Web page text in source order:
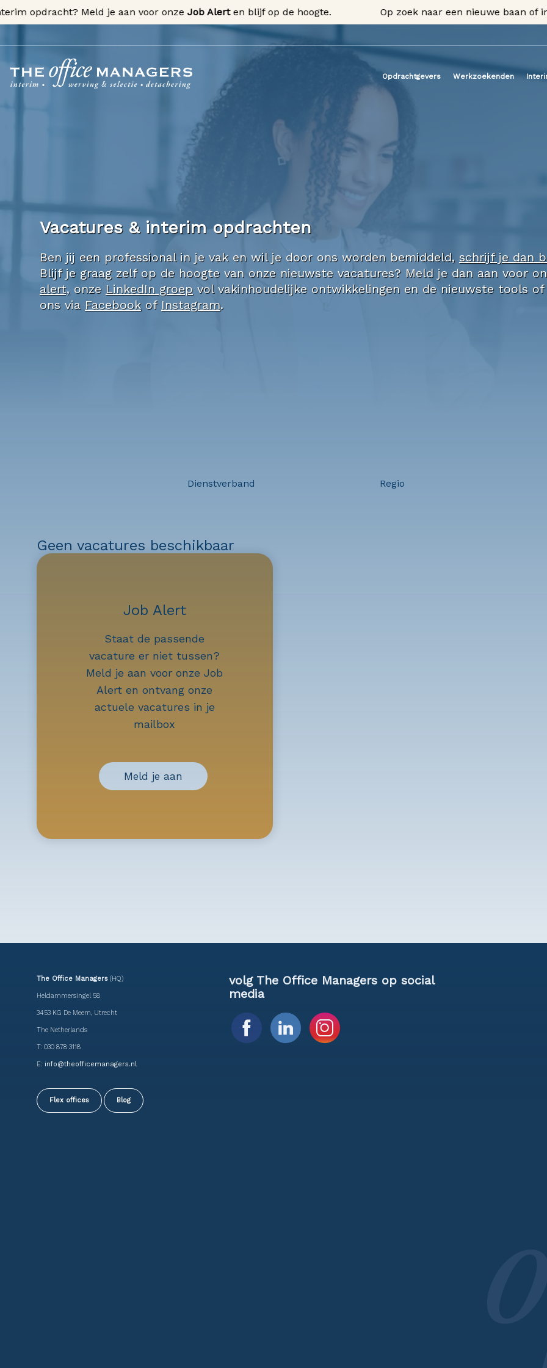
opdracht? Meld je aan voor onzeJob Alerten blijf op de hoogte. Op zoek naar een nieuwe baan of
Opdrachtgevers Werkzoekenden
Vacatures & interim opdrachten
Ben jij een professional in je vak en wil je door ons worden bemiddeld, schrijf je dan
Blijf je graag zelf op de hoogte van onze nieuwste vacatures? Meld je dan aan voor
alert, onze LinkedIn groep vol vakinhoudelijke ontwikkelingen en de nieuwste tools of
ons via Facebookof Instagram.
Dienstverband Regio
Geen vacatures beschikbaar
Job Alert
Staat de passende
vacature er niet tussen?
Meld je aan voor onze Job
Alert en ontvang onze
actuele vacatures in je
mailbox
Meld je aan
The Office Managers (HQ)
Heldammersingel 58
3453 KG De Meern, Utrecht
The Netherlands
T: 030 878 3118
E: info@theofficemanagers.nl
Flex offices Blog
volg The Office Managers op social
media